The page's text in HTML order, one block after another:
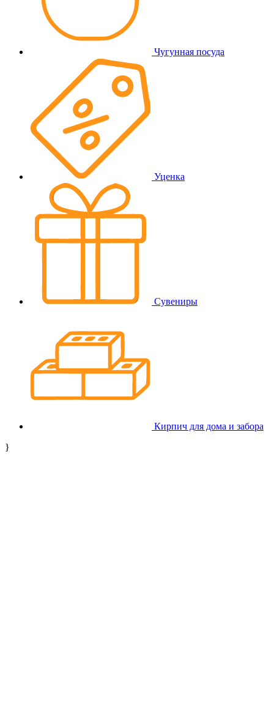
Чугунная посуда
Уценка
Сувениры
Кирпич для дома и забора
}